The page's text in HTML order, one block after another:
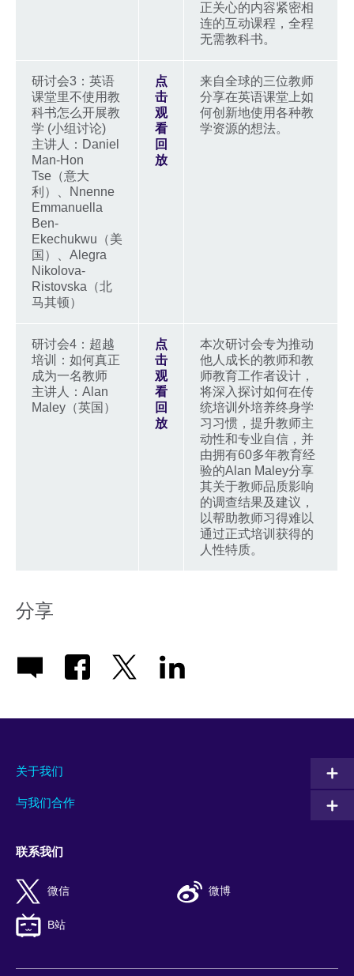
正关心的内容紧密相
连的互动课程，全程
无需教科书。
研讨会3：英语
课堂里不使用教
科书怎么开展教
学 (小组讨论)
主讲人：Daniel
Man-Hon
Tse（意大
利）、Nnenne
Emmanuella
Ben-
Ekechukwu（美
国）、Alegra
Nikolova-
Ristovska（北
马其顿）
点
击
观
看
回
放
来自全球的三位教师
分享在英语课堂上如
何创新地使用各种教
学资源的想法。
研讨会4：超越
培训：如何真正
成为一名教师
主讲人：Alan
Maley（英国）
点
击
观
看
回
放
本次研讨会专为推动
他人成长的教师和教
师教育工作者设计，
将深入探讨如何在传
统培训外培养终身学
习习惯，提升教师主
动性和专业自信，并
由拥有60多年教育经
验的Alan Maley分享
其关于教师品质影响
的调查结果及建议，
以帮助教师习得难以
通过正式培训获得的
人性特质。
分享
关于我们
与我们合作
联系我们
微信 微博
B站